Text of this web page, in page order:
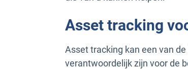
Asset tracking
Asset tracking kan een van
verantwoordelijk zijn voor de